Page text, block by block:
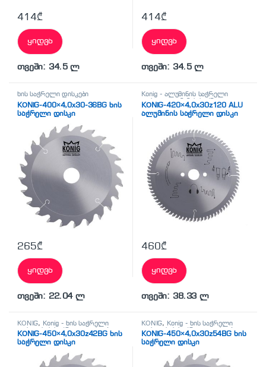
414₾
ყიდვა
თვეში: 34.5 ლ
414₾
ყიდვა
თვეში: 34.5 ლ
ხის საჭრელი დისკები
KÖNİG-400×4,0x30-36BG ხის
საჭრელი დისკი
265₾
ყიდვა
თვეში: 22.04 ლ
Konig - ალუმინის საჭრელი
დისკი,
ალუმინის საჭრელი
დისკები
KÖNİG-420×4,0x30z120 ALU
ალუმინის საჭრელი დისკი
460₾
ყიდვა
თვეში: 38.33 ლ
KÖNİG, Konig - ხის საჭრელი
დისკი,ხის საჭრელი დისკები
KÖNİG-450×4,0x30z42BG ხის
საჭრელი დისკი
KÖNİG, Konig - ხის საჭრელი
დისკი,ხის საჭრელი დისკები
KÖNİG-450×4,0x30z54BG ხის
საჭრელი დისკი